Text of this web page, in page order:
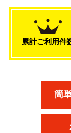
累計ご利用件
簡